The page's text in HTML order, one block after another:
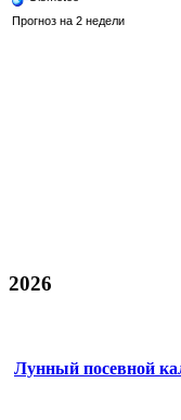
2026
Лунный посевной